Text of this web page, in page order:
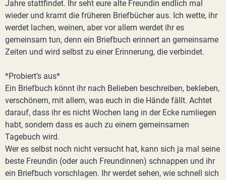
Jahre stattfindet. Ihr seht eure alte Freundin endlich mal
wieder und kramt die früheren Briefbücher aus. Ich wette, ihr
werdet lachen, weinen, aber vor allem werdet ihr es
gemeinsam tun, denn ein Briefbuch erinnert an gemeinsame
Zeiten und wird selbst zu einer Erinnerung, die verbindet.
*Probiert’s aus*
Ein Briefbuch könnt ihr nach Belieben beschreiben, bekleben,
verschönern, mit allem, was euch in die Hände fällt. Achtet
darauf, dass ihr es nicht Wochen lang in der Ecke rumliegen
habt, sondern dass es auch zu einem gemeinsamen
Tagebuch wird.
Wer es selbst noch nicht versucht hat, kann sich ja mal seine
beste Freundin (oder auch Freundinnen) schnappen und ihr
ein Briefbuch vorschlagen. Ihr werdet sehen, wie schnell sich